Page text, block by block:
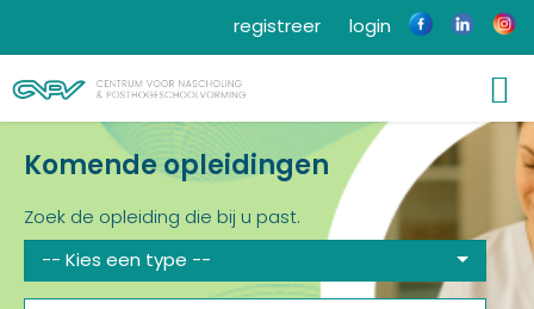
login
registreer
Komende opleidingen
Zoek de opleiding die bij u past.
-- Kies een type --